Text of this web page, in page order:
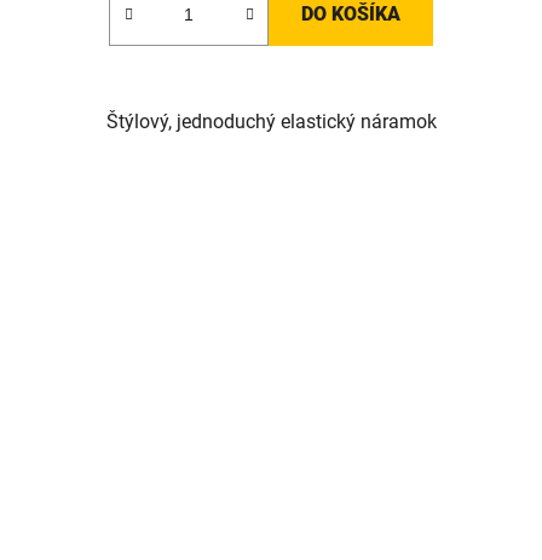
DO KOŠÍKA
Štýlový, jednoduchý elastický náramok